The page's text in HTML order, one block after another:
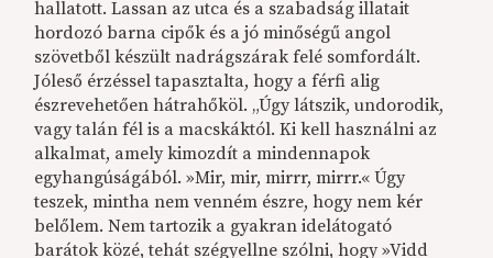
hallatott. Lassan az utca és a szabadság illatait
hordozó barna cipők és a jó minőségű angol
szövetből készült nadrágszárak felé somfordált.
Jóleső érzéssel tapasztalta, hogy a férfi alig
észrevehetően hátrahőköl. „Úgy látszik, undorodik,
vagy talán fél is a macskáktól. Ki kell használni az
alkalmat, amely kimozdít a mindennapok
egyhangúságából. »Mir, mir, mirrr, mirrr.« Úgy
teszek, mintha nem venném észre, hogy nem kér
belőlem. Nem tartozik a gyakran idelátogató
barátok közé, tehát szégyellne szólni, hogy »Vidd